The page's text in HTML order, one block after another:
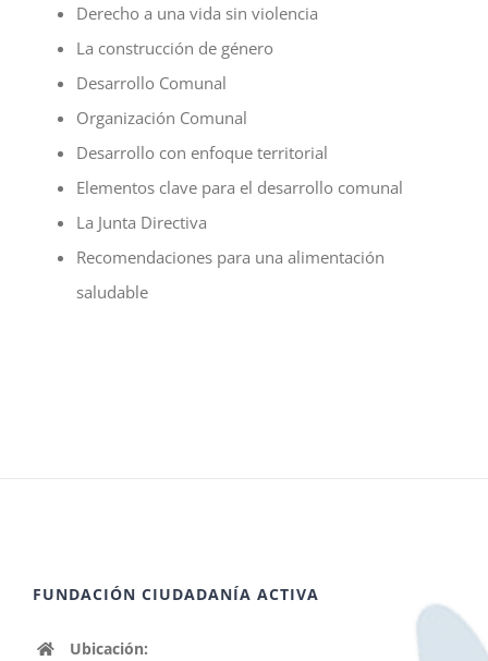
Derecho a una vida sin violencia
La construcción de género
Desarrollo Comunal
Organización Comunal
Desarrollo con enfoque territorial
Elementos clave para el desarrollo comunal
La Junta Directiva
Recomendaciones para una alimentación
saludable
FUNDACIÓN CIUDADANÍA ACTIVA
Ubicación: